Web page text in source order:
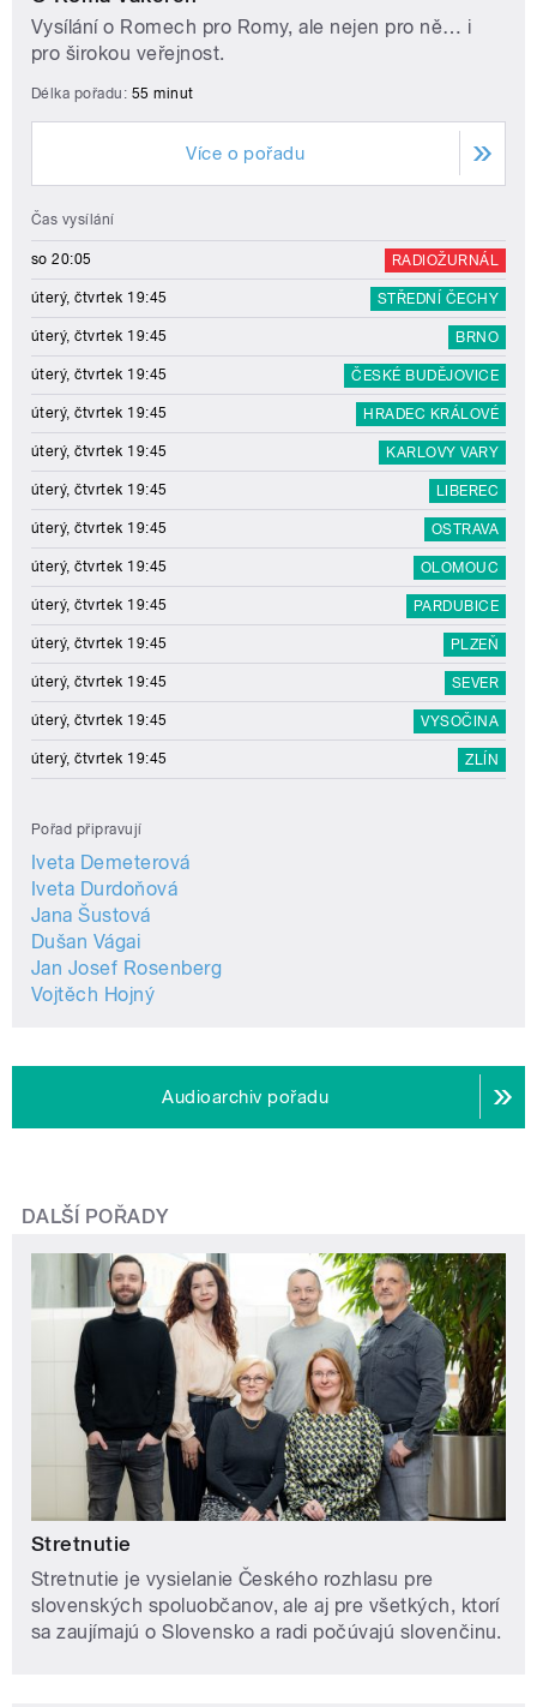
Vysílání o Romech pro Romy, ale nejen pro ně… i
pro širokou veřejnost.
Délka pořadu: 55 minut
Více o pořadu
Čas vysílání
so 20:05 RADIOŽURNÁL
úterý, čtvrtek 19:45 STŘEDNÍ ČECHY
úterý, čtvrtek 19:45 BRNO
úterý, čtvrtek 19:45 ČESKÉ BUDĚJOVICE
úterý, čtvrtek 19:45 HRADEC KRÁLOVÉ
úterý, čtvrtek 19:45 KARLOVY VARY
úterý, čtvrtek 19:45 LIBEREC
úterý, čtvrtek 19:45 OSTRAVA
úterý, čtvrtek 19:45 OLOMOUC
úterý, čtvrtek 19:45 PARDUBICE
úterý, čtvrtek 19:45 PLZEŇ
úterý, čtvrtek 19:45 SEVER
úterý, čtvrtek 19:45 VYSOČINA
úterý, čtvrtek 19:45 ZLÍN
Pořad připravují
Iveta Demeterová
Iveta Durdoňová
Jana Šustová
Dušan Vágai
Jan Josef Rosenberg
Vojtěch Hojný
Audioarchiv pořadu
DALŠÍ POŘADY
Stretnutie
Stretnutie je vysielanie Českého rozhlasu pre
slovenských spoluobčanov, ale aj pre všetkých, ktorí
sa zaujímajú o Slovensko a radi počúvajú slovenčinu.